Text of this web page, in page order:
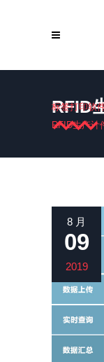
RFID
标签打印软
RFID生产计
8 月
09
2019